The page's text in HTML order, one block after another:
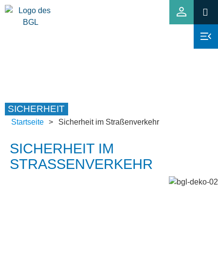
SICHERHEIT
Startseite > Sicherheit im Straßenverkehr
SICHERHEIT IM
STRASSENVERKEHR